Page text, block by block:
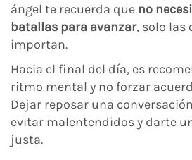
ángel te recuerda que no
batallas para avanzar, solo las
importan.
Hacia el final del día, es
ritmo mental y no forzar
Dejar reposar una
evitar malentendidos y darte
justa.